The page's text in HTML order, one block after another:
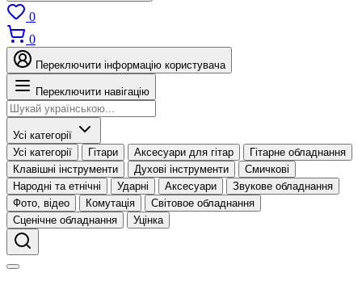
0
0
Переключити інформацію користувача
Переключити навігацію
Усі категорії
Усі категорії
Гітари Аксесуари для гітар
Гітарне обладнання
Клавішні інструменти
Духові інструменти
Смичкові
Народні та етнічні
Ударні Аксесуари
Звукове обладнання
Фото, відео
Комутація
Світовое обладнання
Сценічне обладнання
Уцінка